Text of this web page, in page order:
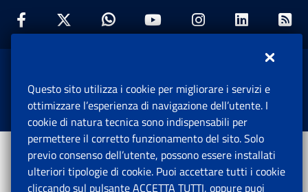
Facebook: Apre una nuova finestra
Twitter: Apre una nuova finestra
Whatsapp: Apre una nuova
Youtube: Apre una
Instagram:
Istituto Nazionale Previdenza Sociale.
Tutti i diritti riservati.
Questo sito utilizza i cookie per migliorare i servizi e
ottimizzare l’esperienza di navigazione dell’utente. I
cookie di natura tecnica sono indispensabili per
permettere il corretto funzionamento del sito. Solo
previo consenso dell’utente, possono essere installati
ulteriori tipologie di cookie. Puoi accettare tutti i cookie
cliccando sul pulsante ACCETTA TUTTI, oppure puoi